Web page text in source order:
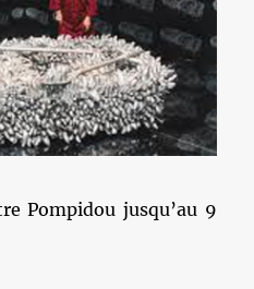
Pompidou jusqu’au 9